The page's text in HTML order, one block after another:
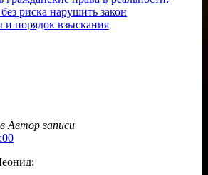
риска нарушить закон
и порядок взыскания
Автор записи